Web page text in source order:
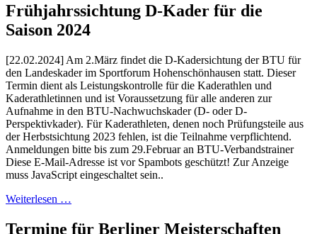
Frühjahrssichtung D-Kader für die
Saison 2024
[22.02.2024] Am 2.März findet die D-Kadersichtung der BTU für
den Landeskader im Sportforum Hohenschönhausen statt. Dieser
Termin dient als Leistungskontrolle für die Kaderathlen und
Kaderathletinnen und ist Voraussetzung für alle anderen zur
Aufnahme in den BTU-Nachwuchskader (D- oder D-
Perspektivkader). Für Kaderathleten, denen noch Prüfungsteile aus
der Herbstsichtung 2023 fehlen, ist die Teilnahme verpflichtend.
Anmeldungen bitte bis zum 29.Februar an BTU-Verbandstrainer
Diese E-Mail-Adresse ist vor Spambots geschützt! Zur Anzeige
muss JavaScript eingeschaltet sein..
Weiterlesen …
Termine für Berliner Meisterschaften